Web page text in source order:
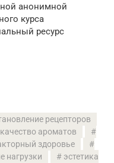
анонимной
курса
ресурс
рецепторов
качество ароматов
здоровье
нагрузки
эстетика